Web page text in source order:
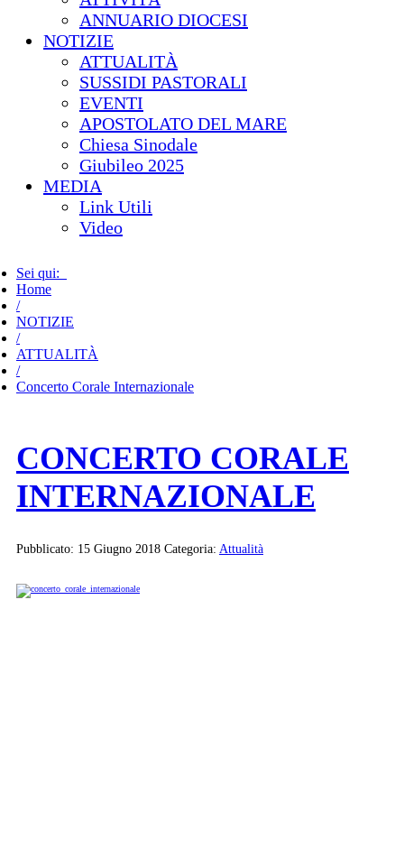
ANNUARIO DIOCESI
NOTIZIE
ATTUALITÀ
SUSSIDI PASTORALI
EVENTI
APOSTOLATO DEL MARE
Chiesa Sinodale
Giubileo 2025
MEDIA
Link Utili
Video
Sei qui:
Home
/
NOTIZIE
/
ATTUALITÀ
/
Concerto Corale Internazionale
CONCERTO CORALE
INTERNAZIONALE
Pubblicato: 15 Giugno 2018 Categoria: Attualità